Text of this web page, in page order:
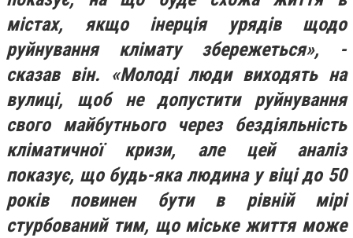
містах, якщо інерція урядів щодо
руйнування клімату збережеться», -
сказав він. «Молоді люди виходять на
вулиці, щоб не допустити руйнування
свого майбутнього через бездіяльність
кліматичної кризи, але цей аналіз
показує, що будь-яка людина у віці до 50
років повинен бути в рівній мірі
стурбований тим, що міське життя може